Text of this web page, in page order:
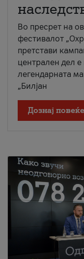
Во пресрет на
фестивалот
претстави
централен дел е
легендарната
„Билјан
Дознај повеќе